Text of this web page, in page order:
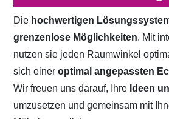
Die hochwertigen
grenzenlose Möglichkeiten. Mit
nutzen sie jeden Raumwinkel
sich eineroptimal angepassten
Wir freuen uns darauf, Ihre Ideen
umzusetzen und gemeinsam mit